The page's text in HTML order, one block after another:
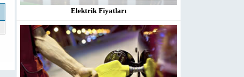
Elektrik Fiyatları